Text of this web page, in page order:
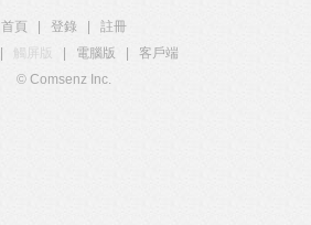
首頁 登錄
註冊
觸屏版 電腦版
客戶端
© Comsenz Inc.